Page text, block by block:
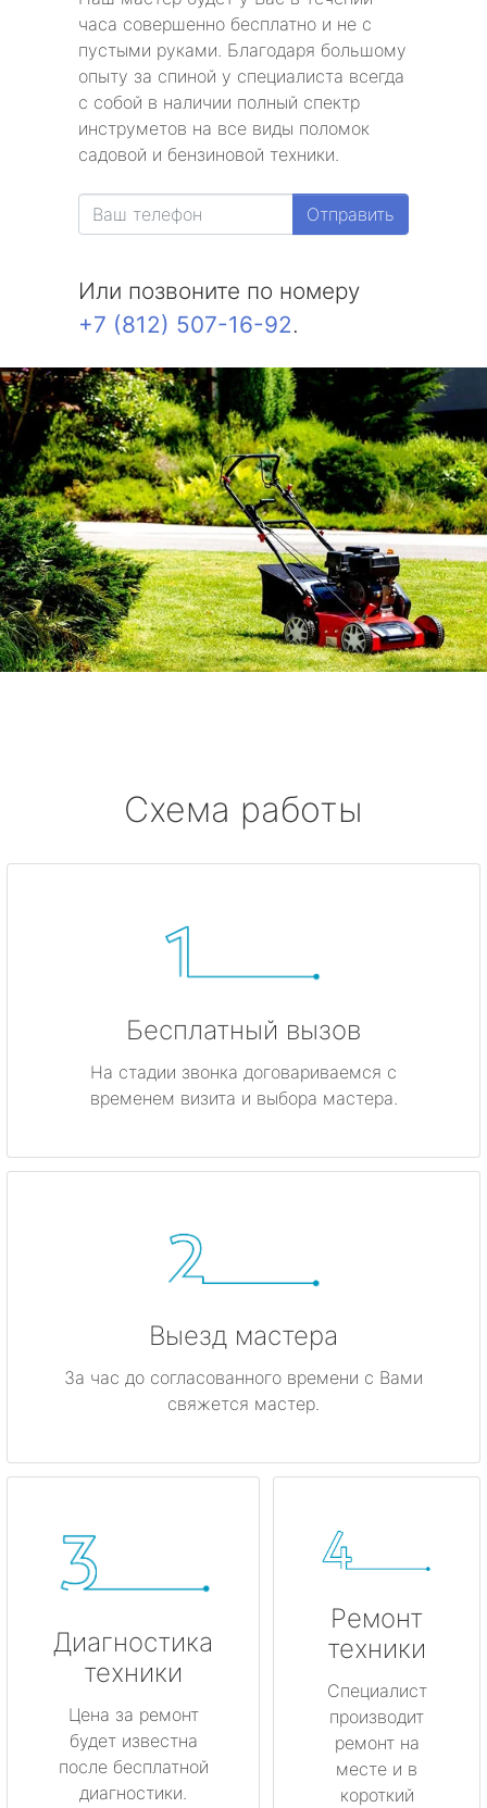
часа совершенно бесплатно и не с
пустыми руками. Благодаря большому
опыту за спиной у специалиста всегда
с собой в наличии полный спектр
инструметов на все виды поломок
садовой и бензиновой техники.
Отправить
Или позвоните по номеру
+7 (812) 507-16-92.
Схема работы
Бесплатный вызов
На стадии звонка договариваемся с
временем визита и выбора мастера.
Выезд мастера
За час до согласованного времени с Вами
свяжется мастер.
Диагностика
техники
Цена за ремонт
будет известна
после бесплатной
диагностики.
Ремонт
техники
Специалист
производит
ремонт на
месте и в
короткий